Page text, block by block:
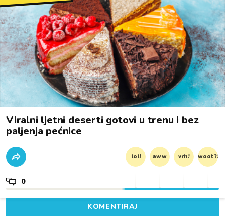
Viralni ljetni deserti gotovi u trenu i bez
paljenja pećnice
lol! aww vrh! woot?!
0
KOMENTIRAJ